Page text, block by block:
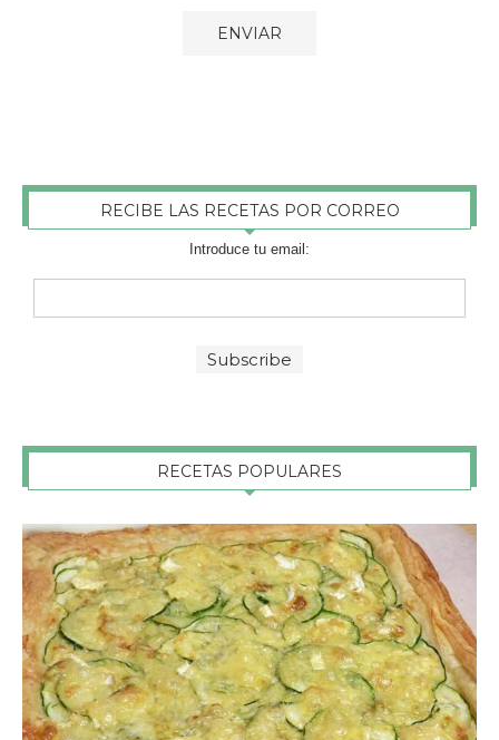
RECIBE LAS RECETAS POR CORREO
Introduce tu email:
RECETAS POPULARES